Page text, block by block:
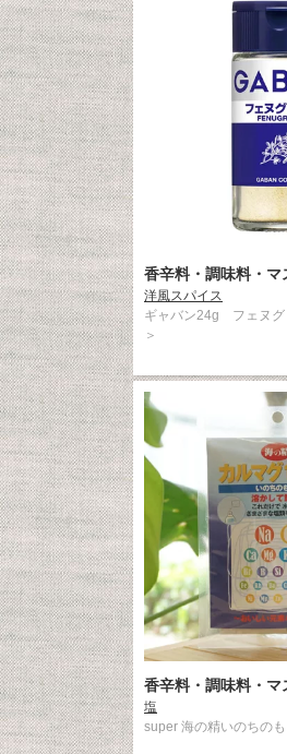
香辛料・調味料・マ
洋風スパイス
ギャバン24g フェヌ
＞
香辛料・調味料・マ
塩
super 海の精いのちのも